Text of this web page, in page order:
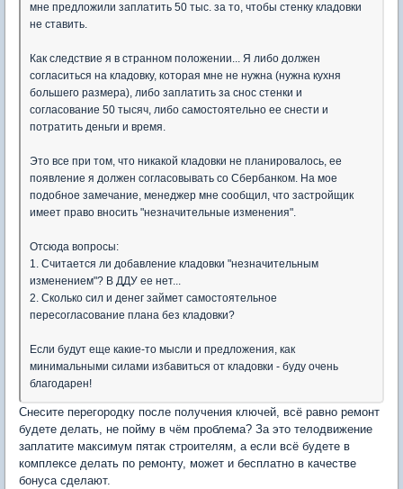
мне предложили заплатить 50 тыс. за то, чтобы стенку кладовки
не ставить.
Как следствие я в странном положении... Я либо должен
согласиться на кладовку, которая мне не нужна (нужна кухня
большего размера), либо заплатить за снос стенки и
согласование 50 тысяч, либо самостоятельно ее снести и
потратить деньги и время.
Это все при том, что никакой кладовки не планировалось, ее
появление я должен согласовывать со Сбербанком. На мое
подобное замечание, менеджер мне сообщил, что застройщик
имеет право вносить "незначительные изменения".
Отсюда вопросы:
1. Считается ли добавление кладовки "незначительным
изменением"? В ДДУ ее нет...
2. Сколько сил и денег займет самостоятельное
пересогласование плана без кладовки?
Если будут еще какие-то мысли и предложения, как
минимальными силами избавиться от кладовки - буду очень
благодарен!
Снесите перегородку после получения ключей, всё равно ремонт
будете делать, не пойму в чём проблема? За это телодвижение
заплатите максимум пятак строителям, а если всё будете в
комплексе делать по ремонту, может и бесплатно в качестве
бонуса сделают.